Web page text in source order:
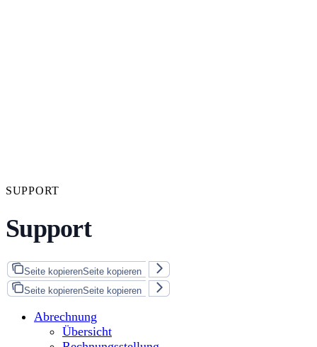
SUPPORT
Support
Seite kopierenSeite kopieren
Seite kopierenSeite kopieren
Abrechnung
Übersicht